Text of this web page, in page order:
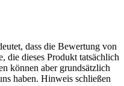
dass die Bewertung von
die dieses Produkt tatsächlich
können aber grundsätzlich
haben. Hinweis schließen